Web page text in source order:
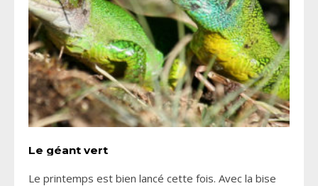
Le géant vert
Le printemps est bien lancé cette fois. Avec la bise